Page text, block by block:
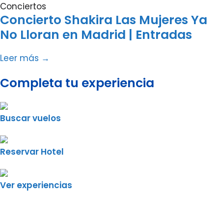
Conciertos
Concierto Shakira Las Mujeres Ya
No Lloran en Madrid | Entradas
Leer más →
Completa tu experiencia
Buscar vuelos
Reservar Hotel
Ver experiencias